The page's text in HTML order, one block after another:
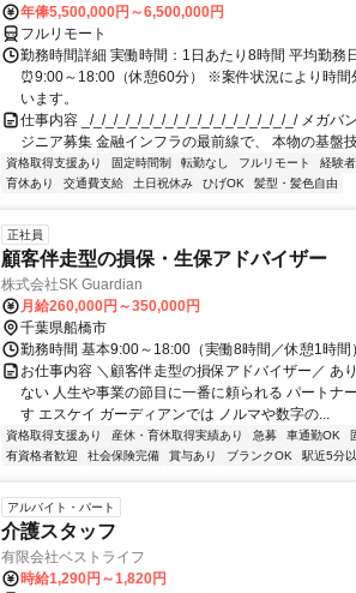
年俸5,500,000円～6,500,000円
フルリモート
勤務時間詳細 実働時間：1日あたり8時間 平均勤務
⏰9:00～18:00（休憩60分） ※案件状況により時間
います。
仕事内容 _/_/_/_/_/_/_/_/_/_/_/_/_/_/_/_/_/_/ メガバ
ジニア募集 金融インフラの最前線で、 本物の基盤
資格取得支援あり 固定時間制 転勤なし フルリモート 経験
育休あり
交通費支給 土日祝休み ひげOK 髪型・髪色自由
正社員
顧客伴走型の損保・生保アドバイザー
株式会社SK Guardian
月給260,000円～350,000円
千葉県船橋市
勤務時間 基本9:00～18:00（実働8時間／休憩1時間）
お仕事内容 ＼顧客伴走型の損保アドバイザー／ あ
ない 人生や事業の節目に一番に頼られる パートナ
す エスケイ ガーディアンでは ノルマや数字の...
資格取得支援あり 産休・育休取得実績あり 急募 車通勤OK
有資格者歓迎
社会保険完備 賞与あり ブランクOK 駅近5分
アルバイト・パート
介護スタッフ
有限会社ベストライフ
時給1,290円～1,820円